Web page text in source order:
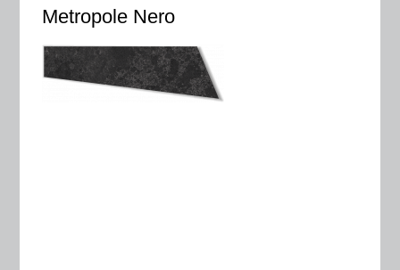
Metropole Nero